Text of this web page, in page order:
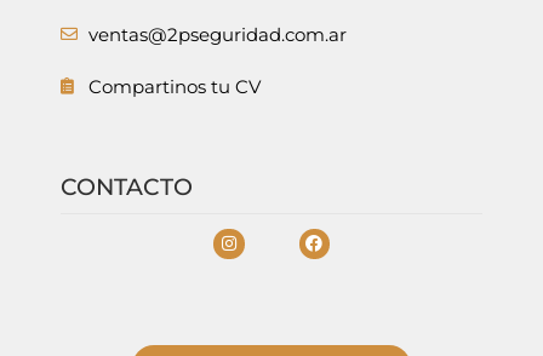
ventas@2pseguridad.com.ar
Compartinos tu CV
CONTACTO